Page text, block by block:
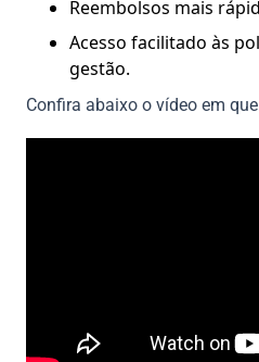
Reembolsos mais
Acesso facilitado às
gestão.
Confira abaixo o vídeo em